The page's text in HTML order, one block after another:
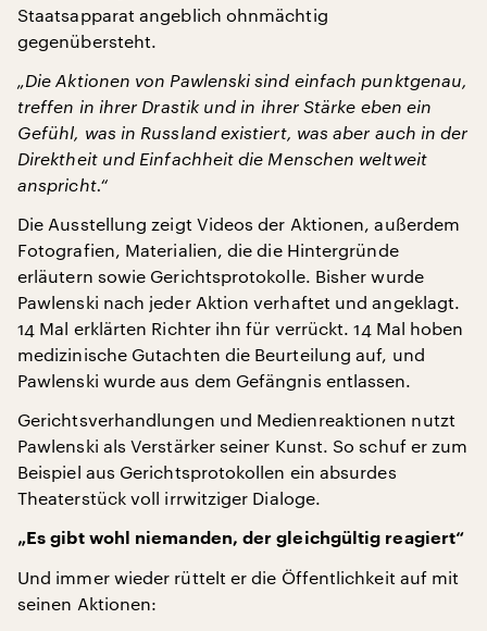
Staatsapparat angeblich ohnmächtig
gegenübersteht.
„Die Aktionen von Pawlenski sind einfach punktgenau,
treffen in ihrer Drastik und in ihrer Stärke eben ein
Gefühl, was in Russland existiert, was aber auch in der
Direktheit und Einfachheit die Menschen weltweit
anspricht.“
Die Ausstellung zeigt Videos der Aktionen, außerdem
Fotografien, Materialien, die die Hintergründe
erläutern sowie Gerichtsprotokolle. Bisher wurde
Pawlenski nach jeder Aktion verhaftet und angeklagt.
14 Mal erklärten Richter ihn für verrückt. 14 Mal hoben
medizinische Gutachten die Beurteilung auf, und
Pawlenski wurde aus dem Gefängnis entlassen.
Gerichtsverhandlungen und Medienreaktionen nutzt
Pawlenski als Verstärker seiner Kunst. So schuf er zum
Beispiel aus Gerichtsprotokollen ein absurdes
Theaterstück voll irrwitziger Dialoge.
„Es gibt wohl niemanden, der gleichgültig reagiert“
Und immer wieder rüttelt er die Öffentlichkeit auf mit
seinen Aktionen: